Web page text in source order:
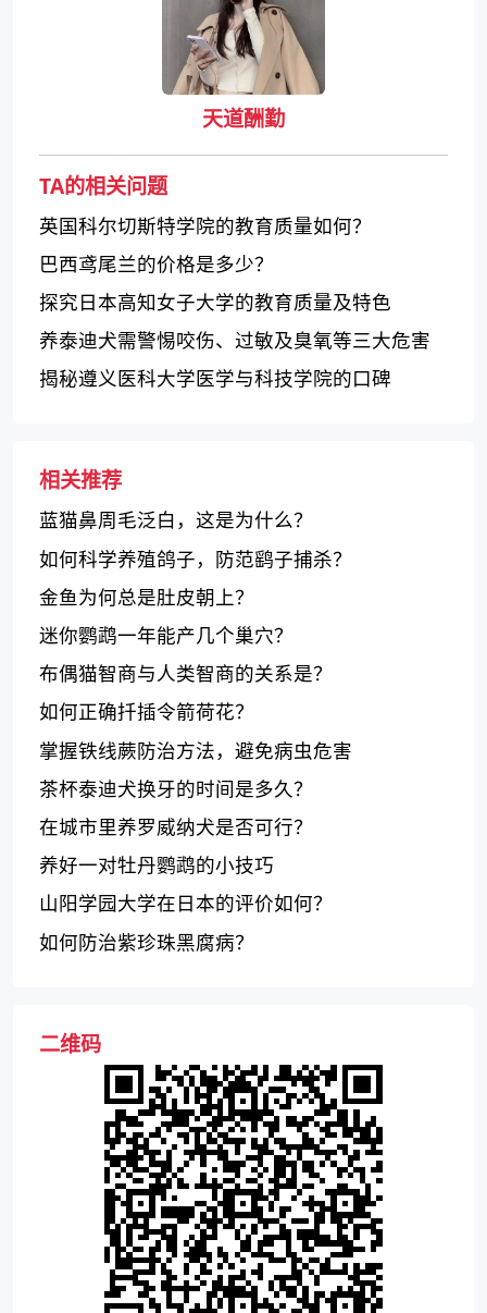
天道酬勤
TA的相关问题
英国科尔切斯特学院的教育质量如何？
巴西鸢尾兰的价格是多少？
探究日本高知女子大学的教育质量及特色
养泰迪犬需警惕咬伤、过敏及臭氧等三大危害
揭秘遵义医科大学医学与科技学院的口碑
相关推荐
蓝猫鼻周毛泛白，这是为什么？
如何科学养殖鸽子，防范鹞子捕杀？
金鱼为何总是肚皮朝上？
迷你鹦鹉一年能产几个巢穴？
布偶猫智商与人类智商的关系是？
如何正确扦插令箭荷花？
掌握铁线蕨防治方法，避免病虫危害
茶杯泰迪犬换牙的时间是多久？
在城市里养罗威纳犬是否可行？
养好一对牡丹鹦鹉的小技巧
山阳学园大学在日本的评价如何？
如何防治紫珍珠黑腐病？
二维码